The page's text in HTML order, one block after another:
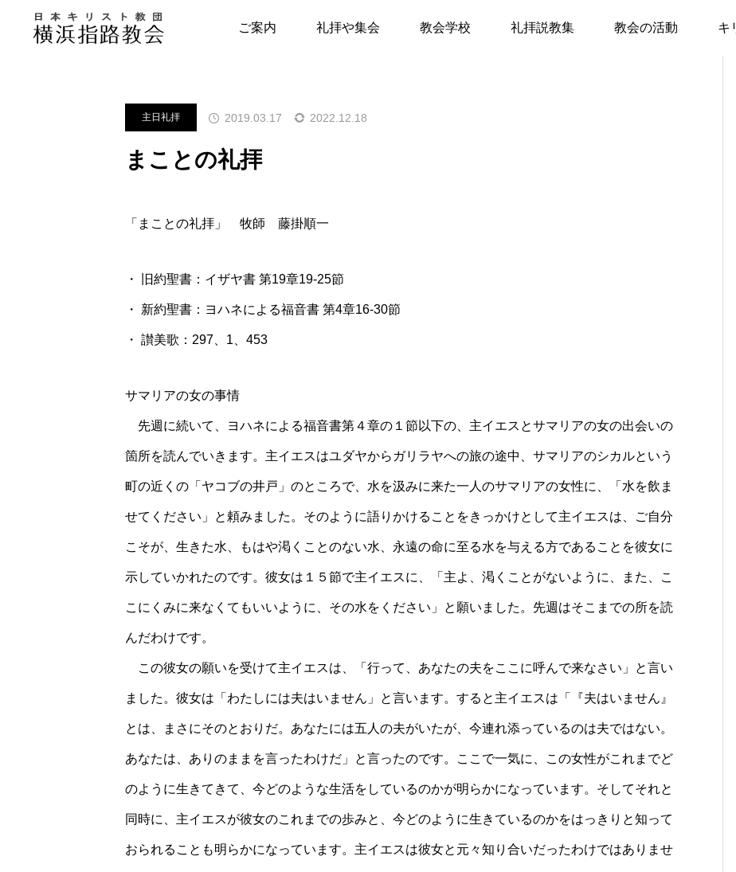
ご案内 礼拝や集会 教会学校 礼拝説教集 教会の活動 キ
牧師・副牧師より
キリスト教用語集
主日礼拝 まことの礼拝
主日礼拝 2019.03.17 2022.12.18
まことの礼拝
「まことの礼拝」 牧師 藤掛順一
・ 旧約聖書：イザヤ書 第19章19-25節
・ 新約聖書：ヨハネによる福音書 第4章16-30節
・ 讃美歌：297、1、453
サマリアの女の事情
先週に続いて、ヨハネによる福音書第４章の１節以下の、主イエスとサマリアの女の出会いの
箇所を読んでいきます。主イエスはユダヤからガリラヤへの旅の途中、サマリアのシカルという
町の近くの「ヤコブの井戸」のところで、水を汲みに来た一人のサマリアの女性に、「水を飲ま
せてください」と頼みました。そのように語りかけることをきっかけとして主イエスは、ご自分
こそが、生きた水、もはや渇くことのない水、永遠の命に至る水を与える方であることを彼女に
示していかれたのです。彼女は１５節で主イエスに、「主よ、渇くことがないように、また、こ
こにくみに来なくてもいいように、その水をください」と願いました。先週はそこまでの所を読
んだわけです。
この彼女の願いを受けて主イエスは、「行って、あなたの夫をここに呼んで来なさい」と言い
ました。彼女は「わたしには夫はいません」と言います。すると主イエスは「『夫はいません』
とは、まさにそのとおりだ。あなたには五人の夫がいたが、今連れ添っているのは夫ではない。
あなたは、ありのままを言ったわけだ」と言ったのです。ここで一気に、この女性がこれまでど
のように生きてきて、今どのような生活をしているのかが明らかになっています。そしてそれと
同時に、主イエスが彼女のこれまでの歩みと、今どのように生きているのかをはっきりと知って
おられることも明らかになっています。主イエスは彼女と元々知り合いだったわけではありませ